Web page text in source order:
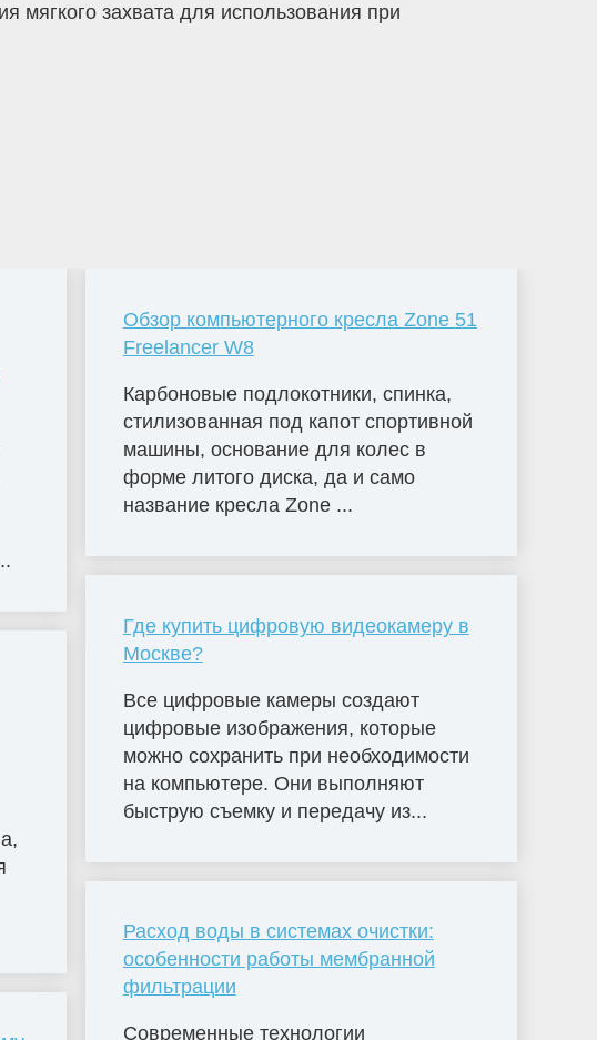
мягкого захвата для использования при
Обзор компьютерного кресла Zone 51
Freelancer W8
Карбоновые подлокотники, спинка,
стилизованная под капот спортивной
машины, основание для колес в
форме литого диска, да и само
название кресла Zone ...
Где купить цифровую видеокамеру в
Москве?
Все цифровые камеры создают
цифровые изображения, которые
можно сохранить при необходимости
на компьютере. Они выполняют
быструю съемку и передачу из...
Расход воды в системах очистки:
особенности работы мембранной
фильтрации
Современные технологии